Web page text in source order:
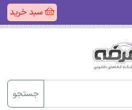
سبد خرید
جستجو